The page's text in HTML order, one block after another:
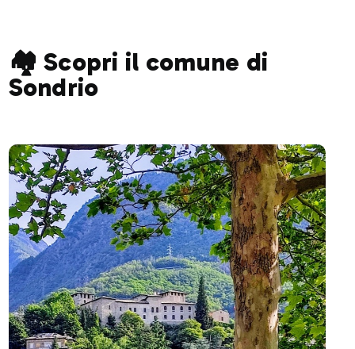
🏘️ Scopri il comune di
Sondrio